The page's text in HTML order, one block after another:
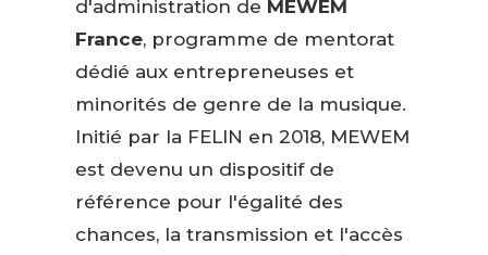
d'administration de MEWEM
France, programme de mentorat
dédié aux entrepreneuses et
minorités de genre de la musique.
Initié par la FELIN en 2018, MEWEM
est devenu un dispositif de
référence pour l'égalité des
chances, la transmission et l'accès